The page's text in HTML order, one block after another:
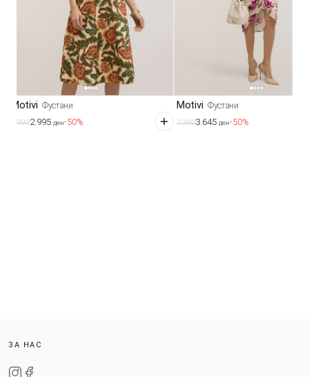
Motivi Фустани
5.9902.995 ден-50%
Motivi Фустани
7.2903.645 ден-50%
ЗА НАС